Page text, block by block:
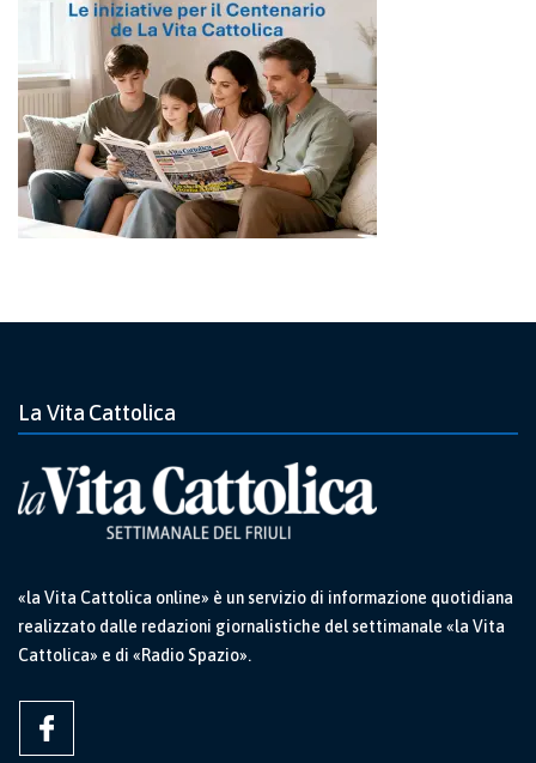
La Vita Cattolica
«la Vita Cattolica online» è un servizio di informazione quotidiana
realizzato dalle redazioni giornalistiche del settimanale «la Vita
Cattolica» e di «Radio Spazio».